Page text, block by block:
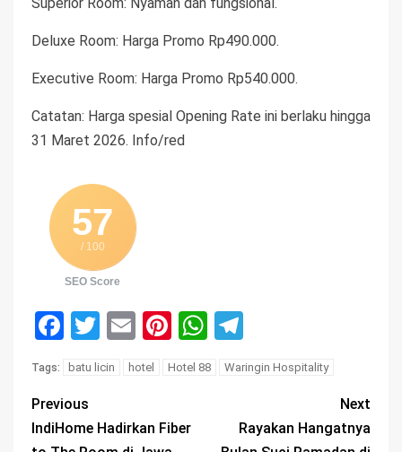
Deluxe Room: Harga Promo Rp490.000.
Executive Room: Harga Promo Rp540.000.
Catatan: Harga spesial Opening Rate ini berlaku hingga
31 Maret 2026. Info/red
57
/ 100
SEO Score
Facebook
Twitter
EmailPinterest
WhatsApp
Tags: batu licin hotel Hotel 88 Waringin Hospitality
Previous
IndiHome Hadirkan Fiber
Next
Rayakan Hangatnya